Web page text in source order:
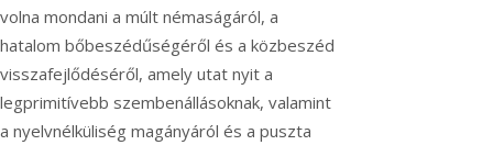
volna mondani a múlt némaságáról, a
hatalom bőbeszédűségéről és a közbeszéd
visszafejlődéséről, amely utat nyit a
legprimitívebb szembenállásoknak, valamint
a nyelvnélküliség magányáról és a puszta